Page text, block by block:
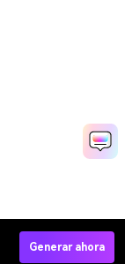
Generar ahora